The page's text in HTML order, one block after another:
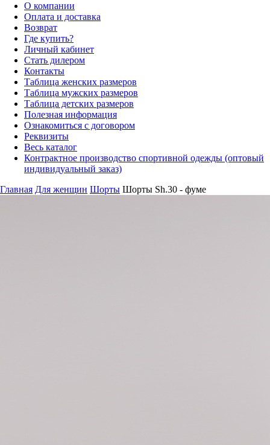
О компании
Оплата и доставка
Возврат
Где купить?
Личный кабинет
Стать дилером
Контакты
Таблица женских размеров
Таблица мужских размеров
Таблица детских размеров
Полезная информация
Ознакомиться с договором
Реквизиты
Весь каталог
Контрактное производство спортивной одежды (оптовый
индивидуальный заказ)
Главная Для женщин Шорты Шорты Sh.30 - фуме